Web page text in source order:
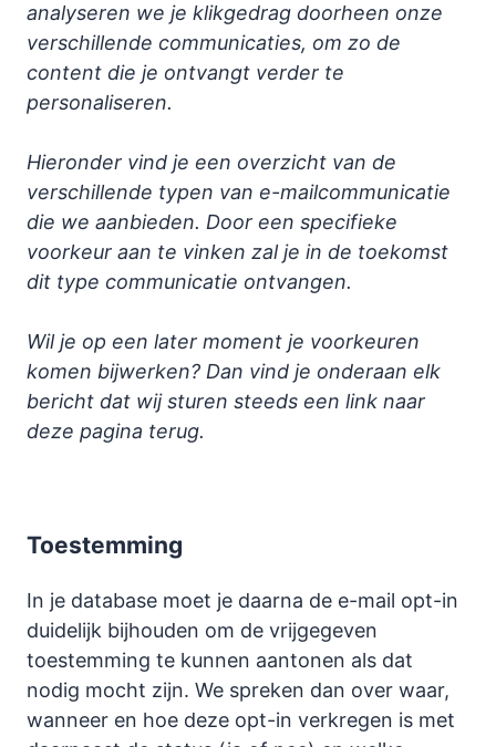
analyseren we je klikgedrag doorheen onze
verschillende communicaties, om zo de
content die je ontvangt verder te
personaliseren.
Hieronder vind je een overzicht van de
verschillende typen van e-mailcommunicatie
die we aanbieden. Door een specifieke
voorkeur aan te vinken zal je in de toekomst
dit type communicatie ontvangen.
Wil je op een later moment je voorkeuren
komen bijwerken? Dan vind je onderaan elk
bericht dat wij sturen steeds een link naar
deze pagina terug.
Toestemming
In je database moet je daarna de e-mail opt-in
duidelijk bijhouden om de vrijgegeven
toestemming te kunnen aantonen als dat
nodig mocht zijn. We spreken dan over waar,
wanneer en hoe deze opt-in verkregen is met